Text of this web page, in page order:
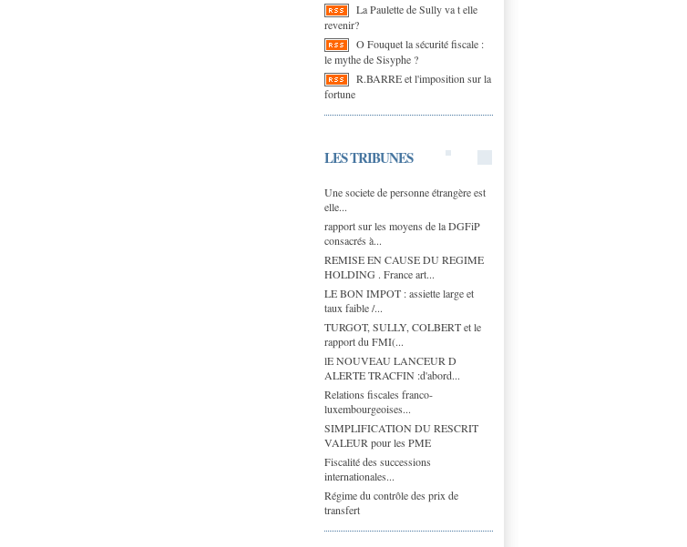
La Paulette de Sully va t elle
revenir?
O Fouquet la sécurité fiscale :
le mythe de Sisyphe ?
R.BARRE et l'imposition sur la
fortune
LES TRIBUNES
Une societe de personne étrangère est
elle...
rapport sur les moyens de la DGFiP
consacrés à...
REMISE EN CAUSE DU REGIME
HOLDING . France art...
LE BON IMPOT : assiette large et
taux faible /...
TURGOT, SULLY, COLBERT et le
rapport du FMI(...
lE NOUVEAU LANCEUR D
ALERTE TRACFIN :d'abord...
Relations fiscales franco-
luxembourgeoises...
SIMPLIFICATION DU RESCRIT
VALEUR pour les PME
Fiscalité des successions
internationales...
Régime du contrôle des prix de
transfert